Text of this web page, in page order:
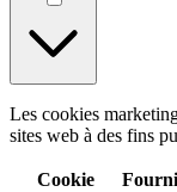
Les cookies
sites web à des fins
Cookie